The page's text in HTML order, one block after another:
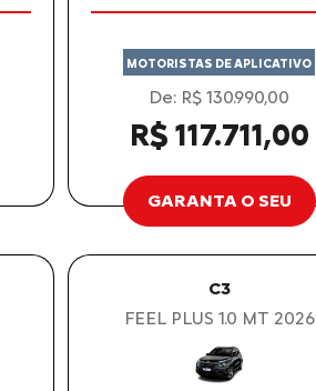
MOTORISTAS DE APLICATIVO
De: R$ 130.990,00
R$ 117.711,00
GARANTA O SEU
C3
FEEL PLUS 1.0 MT 2026